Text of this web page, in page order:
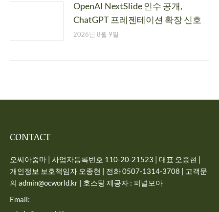
OpenAI NextSlide 인수 공개,
ChatGPT 프레젠테이션 확장 신호
2026년 8월 9일
CONTACT
오씨아줌마 | 사업자등록번호 110-20-21523 | 대표 오종현 |
개인정보 보호책임자 오종현 | 전화 0507-1314-3708 | 고객문
의 admin@ocworld.kr | 호스팅 제공자 : 퍼널모아
Email: